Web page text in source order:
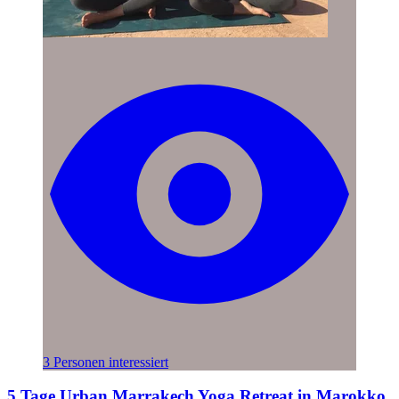
3 Personen interessiert